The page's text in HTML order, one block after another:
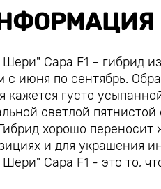
Сара F1 – гибрид
июня по сентябрь.
кажется густо
светлой
хорошо
и для украшения
Сара F1 - это то,